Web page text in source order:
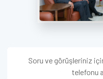
Soru ve görüşleriniz
telefonu